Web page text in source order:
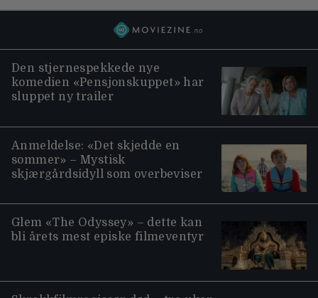
Den stjernespekkede nye
komedien «Pensjonskuppet» har
sluppet ny trailer
Anmeldelse: «Det skjedde en
sommer» – Mystisk
skjærgårdsidyll som overbeviser
Glem «The Odyssey» – dette kan
bli årets mest episke filmeventyr